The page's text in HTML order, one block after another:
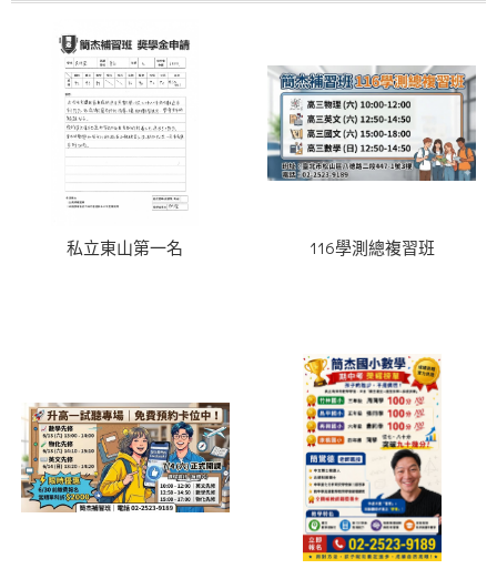
私立東山第一名 116學測總複習班